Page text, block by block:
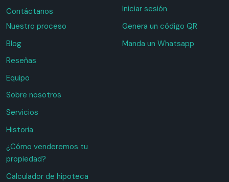
Contáctanos
Nuestro proceso
Blog
Reseñas
Equipo
Sobre nosotros
Servicios
Historia
¿Cómo venderemos tu
propiedad?
Calculador de hipoteca
Iniciar sesión
Genera un código QR
Manda un Whatsapp